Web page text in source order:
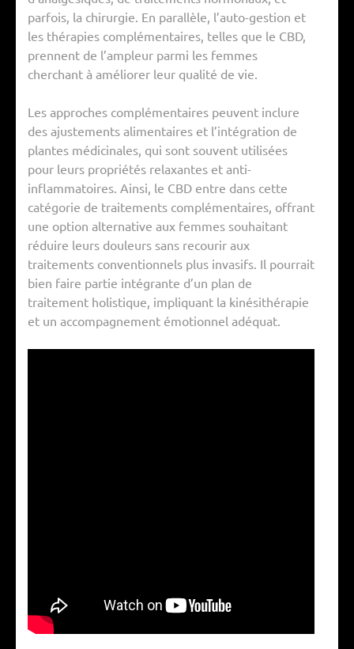
parfois, la chirurgie. En parallèle, l’auto-gestion et
les thérapies complémentaires, telles que le CBD,
prennent de l’ampleur parmi les femmes
cherchant à améliorer leur qualité de vie.
Les approches complémentaires peuvent inclure
des ajustements alimentaires et l’intégration de
plantes médicinales, qui sont souvent utilisées
pour leurs propriétés relaxantes et anti-
inflammatoires. Ainsi, le CBD entre dans cette
catégorie de traitements complémentaires, offrant
une option alternative aux femmes souhaitant
réduire leurs douleurs sans recourir aux
traitements conventionnels plus invasifs. Il pourrait
bien faire partie intégrante d’un plan de
traitement holistique, impliquant la kinésithérapie
et un accompagnement émotionnel adéquat.